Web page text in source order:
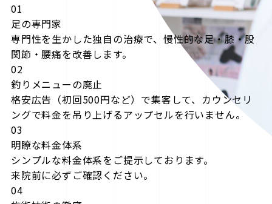
01
足の専門家
専門性を生かした独自の治療で、慢性的な足・膝・股
関節・腰痛を改善します。
02
釣りメニューの廃止
格安広告（初回500円など）で集客して、カウンセリ
ングで料金を吊り上げるアップセルを行いません。
03
明瞭な料金体系
シンプルな料金体系をご提示しております。
来院前に必ずご確認ください。
04